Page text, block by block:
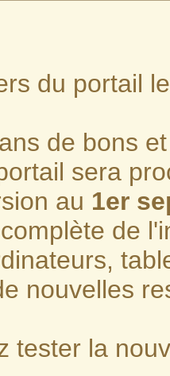
du portail
de bons
sera
au 1er
de
nouvelles
tester la